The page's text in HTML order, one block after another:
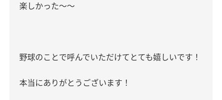
楽しかった〜〜
野球のことで呼んでいただけてとても嬉しいです！
本当にありがとうございます！